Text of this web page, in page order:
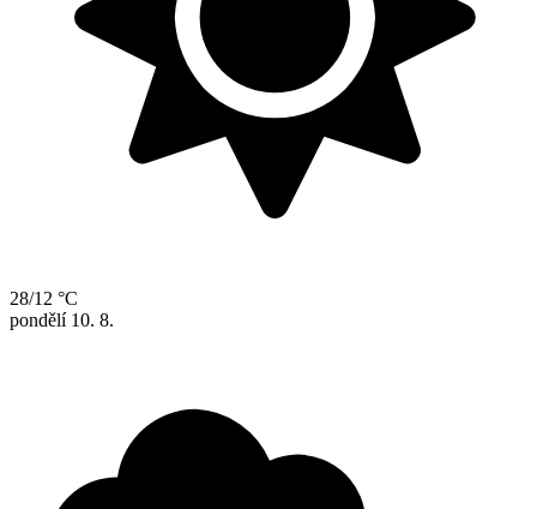
28/12 °C
pondělí 10. 8.